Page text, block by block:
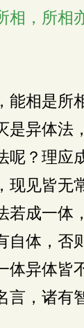
，所
能相是
异体
？理
见皆无
成一
自体，
体异体
，诸有